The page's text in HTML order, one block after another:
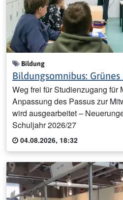
Bildung
Bildungsomnibus:
Weg frei für Studienzugang für
Anpassung des Passus zur
wird ausgearbeitet –
Schuljahr 2026/27
04.08.2026, 18:32